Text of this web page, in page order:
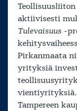
aktiivisesti
Tulevaisuus -
Pirkanmaata
yrityksiä
Tampereen